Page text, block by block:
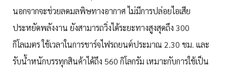
นอกจากจะช่วยลดมลพิษทางอากาศ ไม่มีการปล่อยไอเสีย
ประหยัดพลังงาน ยังสามารถวิ่งได้ระยะทางสูงสุดถึง 300
กิโลเมตร ใช้เวลาในการชาร์จไฟรถยนต์ประมาณ 2.30 ชม. และ
รับน้ำหนักบรรทุกสินค้าได้ถึง 560 กิโลกรัม เหมาะกับการใช้เป็น